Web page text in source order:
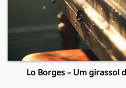
Lo Borges – Um girassol